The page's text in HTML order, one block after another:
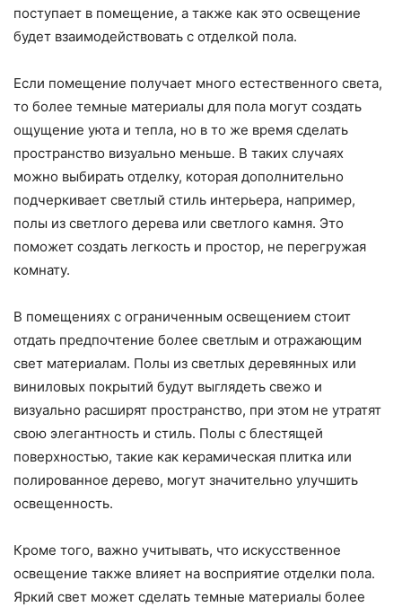
поступает в помещение, а также как это освещение
будет взаимодействовать с отделкой пола.
Если помещение получает много естественного света,
то более темные материалы для пола могут создать
ощущение уюта и тепла, но в то же время сделать
пространство визуально меньше. В таких случаях
можно выбирать отделку, которая дополнительно
подчеркивает светлый стиль интерьера, например,
полы из светлого дерева или светлого камня. Это
поможет создать легкость и простор, не перегружая
комнату.
В помещениях с ограниченным освещением стоит
отдать предпочтение более светлым и отражающим
свет материалам. Полы из светлых деревянных или
виниловых покрытий будут выглядеть свежо и
визуально расширят пространство, при этом не утратят
свою элегантность и стиль. Полы с блестящей
поверхностью, такие как керамическая плитка или
полированное дерево, могут значительно улучшить
освещенность.
Кроме того, важно учитывать, что искусственное
освещение также влияет на восприятие отделки пола.
Яркий свет может сделать темные материалы более